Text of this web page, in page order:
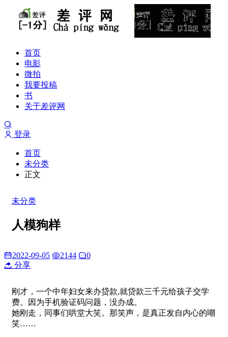
首页
电影
微拍
我要投稿
书
关于差评网
登录
首页
未分类
正文
未分类
人模狗样
2022-09-05 2144
0
分享
刚才，一个中年妇女来办贷款,就贷款三千元给孩子交学
费。因为手机验证码问题，没办成。
她刚走，同事们哄堂大笑。那笑声，是真正发自内心的嘲
笑……